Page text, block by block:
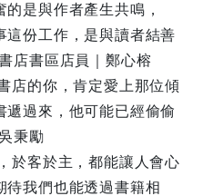
是與作者產生共鳴，
這份工作，是與讀者結善
店書區店員｜鄭心榕
店的你，肯定愛上那位傾
過來，他可能已經偷偷
秉勵
於客於主，都能讓人會心
待我們也能透過書籍相